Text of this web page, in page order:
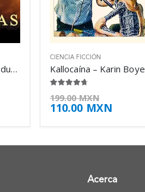
Danza de Tinieblas – Eduardo Vaquerizo
CIENCIA FICCIÓN
Kallocaína – Karin Boye
199.00MXN
110.00 MXN
Acerca